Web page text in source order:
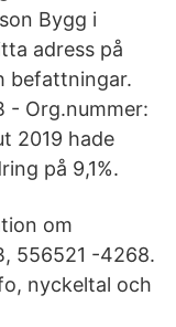
Bygg i
adress på
befattningar.
- Org.nummer:
2019 hade
på 9,1%.
om
556521 -4268.
nyckeltal och